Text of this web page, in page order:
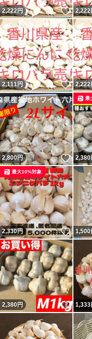
2,222円 いい
2,222
2,111円 いい
2,222
2,800円 いい
2,380
最
2,330円 いい
最大10%対象
1,500
2,380円 いい
1,333